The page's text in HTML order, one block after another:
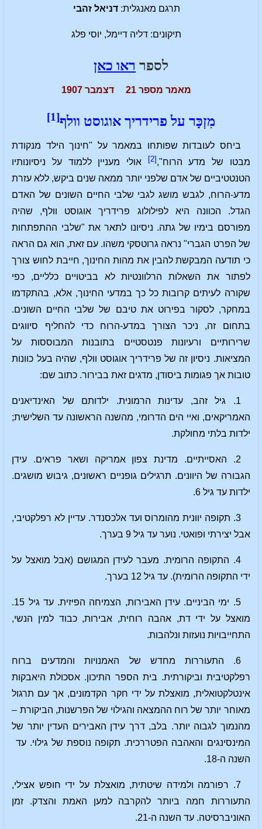
תרגם מאנגלית:דניאל זהבי
תיקונים: דליה דיימל, יוסי פלג
לספר ראו כאן
מאמר מספר 21 דצמבר 1907
מִזְכָּר על פרידריך אוגוסט וולף[1]
ביחס לעובדות שפותחו במאמר על "חינוך הילד מנקודת
מבטו של מדע הרוח", [2]
אולי מעניין ללמוד על ניסיונותיו
הטנטטיביים של אדם שלפני יותר ממאה שנים ביקש, ללא עזרת
מדע-הרוח, לגבש מושג לגבי שלבי החיים השונים של האדם
הגדל. הכוונה היא לפילולוג פרידריך אוגוסט וולף, שהיה
מפורסם בימיו של גתה. ניסיונו לתאר את "שלבי ההתפתחות
של הפרט הגברי" נראה גרוטסקי משהו. עם זאת, הוא גם הראה
כי תודעה המבקשת להבין את מהות החינוך, חייבת לחוש צורך
לפתור את השאלות הרלוונטיות לא בביטויים כלליים, כפי
שקורה לעיתים קרובות כל כך במדעי החינוך, אלא, בהתקדמו
במחקר, לסקור בפירוט את טיבם של שלבי החיים השונים.
בתחום זה, ניכר הצורך במדע-הרוח כדי להחליף סיווגים
שרירותיים ורעיונות פנטסטיים בתובנות המבוססות על
המציאות. ניסיון זה של פרידריך אוגוסט וולף, שהיה בעל כוונות
טובות אך פגומות ביסודן, מדגים זאת בבירור. כתוב שם:
1. גיל זהב, עדינות הרמונית. ילדותם של האינדיאנים
האמריקאים, ואיי הים הדרומי, מהשנה הראשונה עד השלישית;
ילדות בלתי מחולקת.
2. האסייתיים. מדינת צפון אמריקה ושאר פראים. עידן
הגבורה של היוונים. תרגילים גופניים ראשונים, גיבוש מושגים.
ילדות עד גיל 6.
3. תקופה יוונית מהומרוס ועד אלכסנדר. עדיין לא רפלקטיבי,
אבל יצירתי ופואטי. נוער עד גיל 9 בערך.
4. התקופה הרומית. מעבר לעידן המגושם (אבל מואצל על
ידי התקופה הרומית). עד גיל 12 בערך.
5. ימי הביניים. עידן האבירות, הצמיחה הפיזית. עד גיל 15.
מואצל על ידי דת, אהבה רוחית, אבירות, כבוד למין הנשי,
התחייבויות נועזות ונלהבות.
6. התעוררות מחדש של האמנויות והמדעים ברוח
רפלקטיבית וביקורתית. בית הספר התיכון. אסכולת היאבקות
אינטלקטואלית, מואצלת על ידי חקר הקדמונים, אך עם תרגול
מאוחר יותר של רוח ההמצאה והגילוי של הפרשנות, הביקורת –
מהנמוך לגבוה יותר. בלב, דרך עידן האבירים העדין יותר של
המינסינגים והאהבה הפטררכית. תקופה נוספת של גילוי. עד ​​
השנה ה-18.
7. רפורמה ולמידה שיטתית, מואצלת על ידי חופש אצילי,
התעוררות חמה ביותר להקרבה למען האמת והצדק. זמן
האוניברסיטה. עד השנה ה-21.